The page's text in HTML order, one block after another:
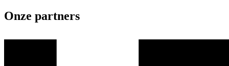
Onze partners